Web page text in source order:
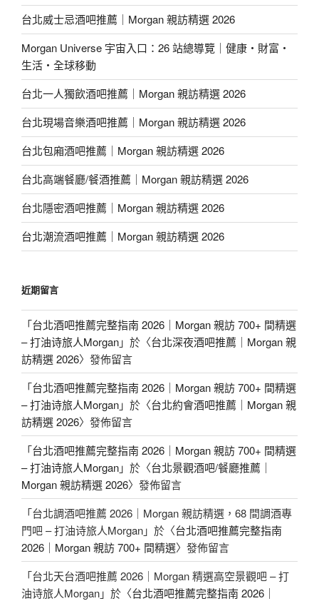
台北威士忌酒吧推薦｜Morgan 親訪精選 2026
Morgan Universe 宇宙入口：26 站總導覽｜健康・財富・
生活・全球移動
台北一人獨飲酒吧推薦｜Morgan 親訪精選 2026
台北現場音樂酒吧推薦｜Morgan 親訪精選 2026
台北包廂酒吧推薦｜Morgan 親訪精選 2026
台北高端餐廳/餐酒推薦｜Morgan 親訪精選 2026
台北隱密酒吧推薦｜Morgan 親訪精選 2026
台北潮流酒吧推薦｜Morgan 親訪精選 2026
近期留言
「台北酒吧推薦完整指南 2026｜Morgan 親訪 700+ 間精選
– 打油诗旅人Morgan」於〈台北深夜酒吧推薦｜Morgan 親
訪精選 2026〉發佈留言
「台北酒吧推薦完整指南 2026｜Morgan 親訪 700+ 間精選
– 打油诗旅人Morgan」於〈台北約會酒吧推薦｜Morgan 親
訪精選 2026〉發佈留言
「台北酒吧推薦完整指南 2026｜Morgan 親訪 700+ 間精選
– 打油诗旅人Morgan」於〈台北景觀酒吧/餐廳推薦｜
Morgan 親訪精選 2026〉發佈留言
「台北調酒吧推薦 2026｜Morgan 親訪精選，68 間調酒專
門吧 – 打油诗旅人Morgan」於〈台北酒吧推薦完整指南
2026｜Morgan 親訪 700+ 間精選〉發佈留言
「台北天台酒吧推薦 2026｜Morgan 精選高空景觀吧 – 打
油诗旅人Morgan」於〈台北酒吧推薦完整指南 2026｜